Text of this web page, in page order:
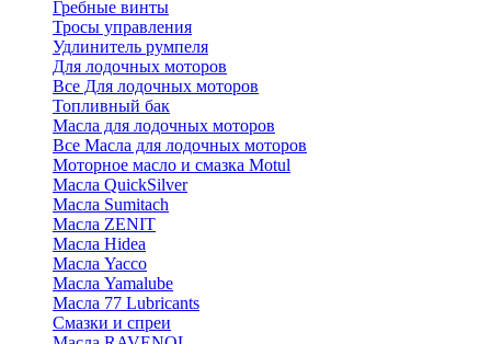
Гребные винты
Тросы управления
Удлинитель румпеля
Для лодочных моторов
Все Для лодочных моторов
Топливный бак
Масла для лодочных моторов
Все Масла для лодочных моторов
Моторное масло и смазка Motul
Масла QuickSilver
Масла Sumitach
Масла ZENIT
Масла Hidea
Масла Yacco
Масла Yamalube
Масла 77 Lubricants
Смазки и спреи